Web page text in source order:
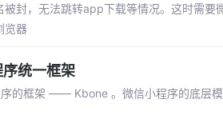
封，无法跳转app下载等情况。这时需
览器
统一框架
的框架 —— Kbone 。微信小程序的底层